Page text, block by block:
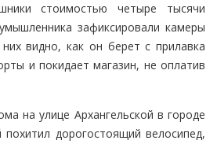
стоимостью четыре тысячи
зафиксировали камеры
видно, как он берет с прилавка
и покидает магазин, не оплатив
на улице Архангельской в городе
дорогостоящий велосипед,